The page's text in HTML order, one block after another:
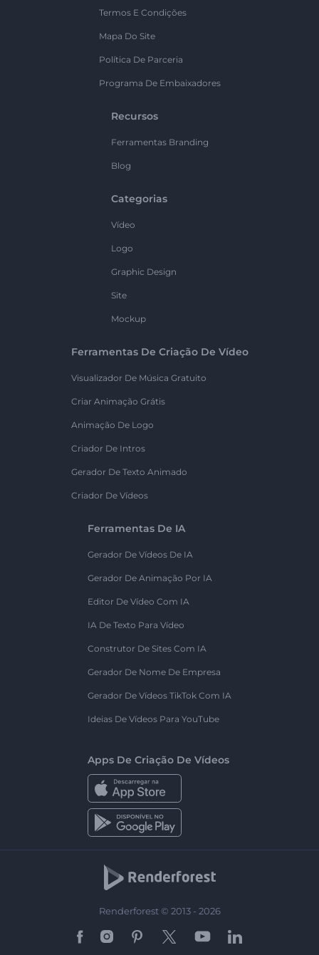
Termos E Condições
Mapa Do Site
Política De Parceria
Programa De Embaixadores
Recursos
Ferramentas Branding
Blog
Categorias
Vídeo
Logo
Graphic Design
Site
Mockup
Ferramentas De Criação De Vídeo
Visualizador De Música Gratuito
Criar Animação Grátis
Animação De Logo
Criador De Intros
Gerador De Texto Animado
Criador De Vídeos
Ferramentas De IA
Gerador De Vídeos De IA
Gerador De Animação Por IA
Editor De Vídeo Com IA
IA De Texto Para Vídeo
Construtor De Sites Com IA
Gerador De Nome De Empresa
Gerador De Vídeos TikTok Com IA
Ideias De Vídeos Para YouTube
Apps De Criação De Vídeos
Renderforest © 2013 - 2026